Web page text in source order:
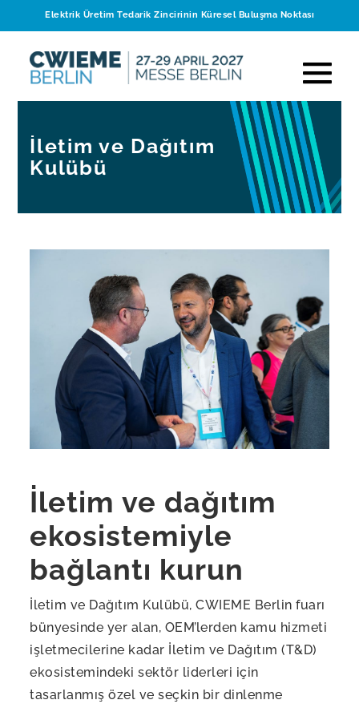
Elektrik Üretim Tedarik Zincirinin Küresel Buluşma Noktası
İletim ve Dağıtım
Kulübü
İletim ve dağıtım
ekosistemiyle
bağlantı kurun
İletim ve Dağıtım Kulübü, CWIEME Berlin fuarı
bünyesinde yer alan, OEM’lerden kamu hizmeti
işletmecilerine kadar İletim ve Dağıtım (T&D)
ekosistemindeki sektör liderleri için
tasarlanmış özel ve seçkin bir dinlenme